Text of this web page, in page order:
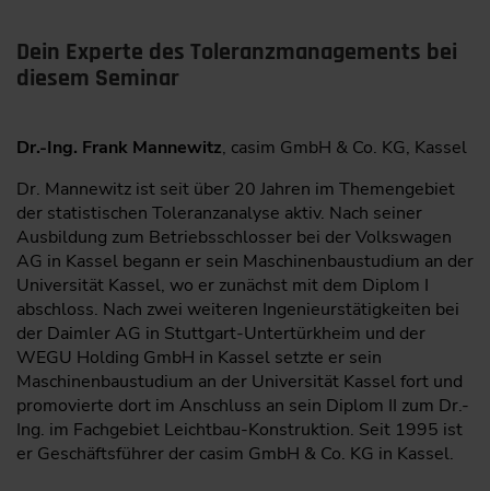
Dein Experte des Toleranzmanagements bei
diesem Seminar
Dr.-Ing. Frank Mannewitz, casim GmbH & Co. KG, Kassel
Dr. Mannewitz ist seit über 20 Jahren im Themengebiet
der statistischen Toleranzanalyse aktiv. Nach seiner
Ausbildung zum Betriebsschlosser bei der Volkswagen
AG in Kassel begann er sein Maschinenbaustudium an der
Universität Kassel, wo er zunächst mit dem Diplom I
abschloss. Nach zwei weiteren Ingenieurstätigkeiten bei
der Daimler AG in Stuttgart-Untertürkheim und der
WEGU Holding GmbH in Kassel setzte er sein
Maschinenbaustudium an der Universität Kassel fort und
promovierte dort im Anschluss an sein Diplom II zum Dr.-
Ing. im Fachgebiet Leichtbau-Konstruktion. Seit 1995 ist
er Geschäftsführer der casim GmbH & Co. KG in Kassel.